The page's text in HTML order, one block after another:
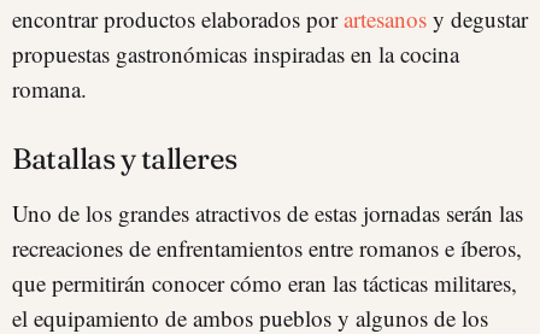
encontrar productos elaborados porartesanos y degustar
propuestas gastronómicas inspiradas en la cocina
romana.
Batallas y talleres
Uno de los grandes atractivos de estas jornadas serán las
recreaciones de enfrentamientos entre romanos e íberos,
que permitirán conocer cómo eran las tácticas militares,
el equipamiento de ambos pueblos y algunos de los